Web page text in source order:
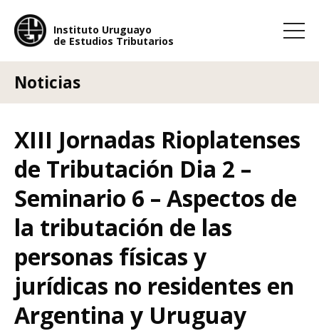
Instituto Uruguayo
de Estudios Tributarios
Noticias
XIII Jornadas Rioplatenses
de Tributación Dia 2 –
Seminario 6 – Aspectos de
la tributación de las
personas físicas y
jurídicas no residentes en
Argentina y Uruguay